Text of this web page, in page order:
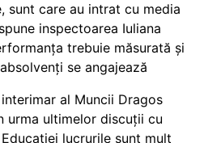
sunt care au intrat cu media
inspectoarea Iuliana
trebuie măsurată și
se angajează
al Muncii Dragos
urma ultimelor discuții cu
lucrurile sunt mult